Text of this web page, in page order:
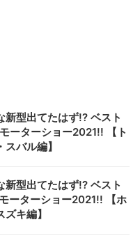
新型出てたはず!? ベスト
ーターショー2021!! 【ト
バル編】
新型出てたはず!? ベスト
ーターショー2021!! 【ホ
キ編】